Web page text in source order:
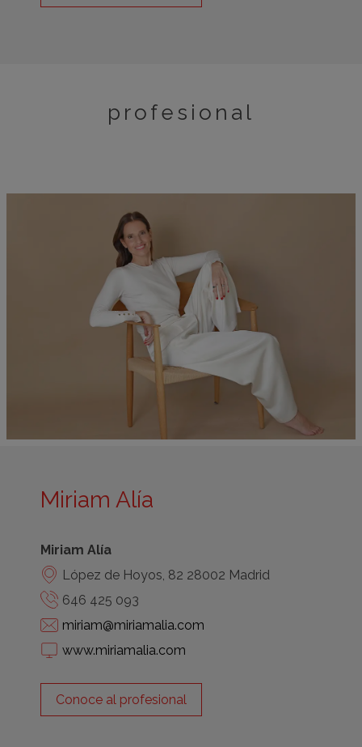
profesional
Miriam Alía
Miriam Alía
López de Hoyos, 82 28002 Madrid
646 425 093
miriam@miriamalia.com
www.miriamalia.com
Conoce al profesional